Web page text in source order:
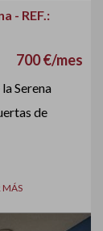
- REF.:
700 €/mes
Serena
de
MÁS
Next